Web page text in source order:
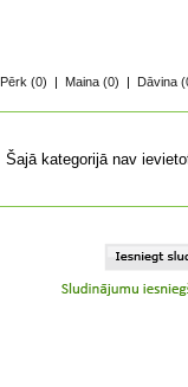
Pērk (0) | Maina (0) | Dāvina
Šajā kategorijā nav